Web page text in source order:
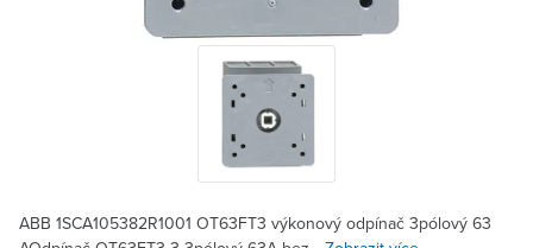
ABB 1SCA105382R1001 OT63FT3 výkonový odpínač 3pólový 63